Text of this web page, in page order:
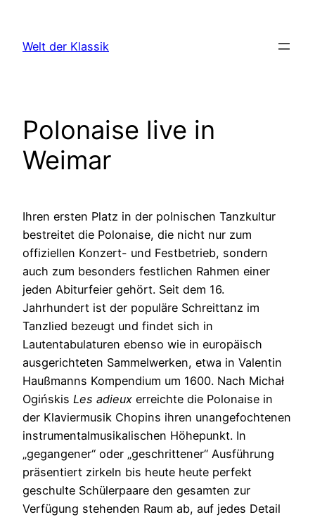
springen
Welt der Klassik
Polonaise live in
Weimar
Ihren ersten Platz in der polnischen Tanzkultur
bestreitet die Polonaise, die nicht nur zum
offiziellen Konzert- und Festbetrieb, sondern
auch zum besonders festlichen Rahmen einer
jeden Abiturfeier gehört. Seit dem 16.
Jahrhundert ist der populäre Schreittanz im
Tanzlied bezeugt und findet sich in
Lautentabulaturen ebenso wie in europäisch
ausgerichteten Sammelwerken, etwa in Valentin
Haußmanns Kompendium um 1600. Nach Michał
Ogińskis Les adieux erreichte die Polonaise in
der Klaviermusik Chopins ihren unangefochtenen
instrumentalmusikalischen Höhepunkt. In
„gegangener“ oder „geschrittener“ Ausführung
präsentiert zirkeln bis heute heute perfekt
geschulte Schülerpaare den gesamten zur
Verfügung stehenden Raum ab, auf jedes Detail